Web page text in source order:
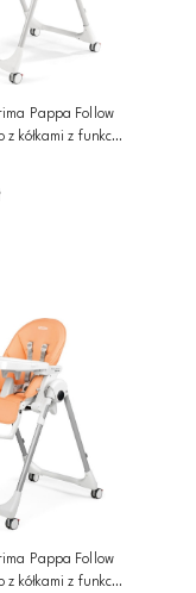
Pappa Follow
z kółkami z funkcją
Pappa Follow
z kółkami z funkcją